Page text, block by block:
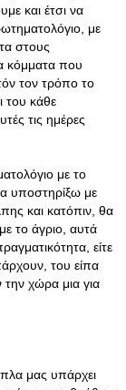
και έτσι να
με
στους
κόμματα που
τον τρόπο το
του κάθε
τις ημέρες
με το
υποστηρίξω με
και κατόπιν, θα
το άγριο, αυτά
είτε
του είπα
χώρα μια για
μας υπάρχει